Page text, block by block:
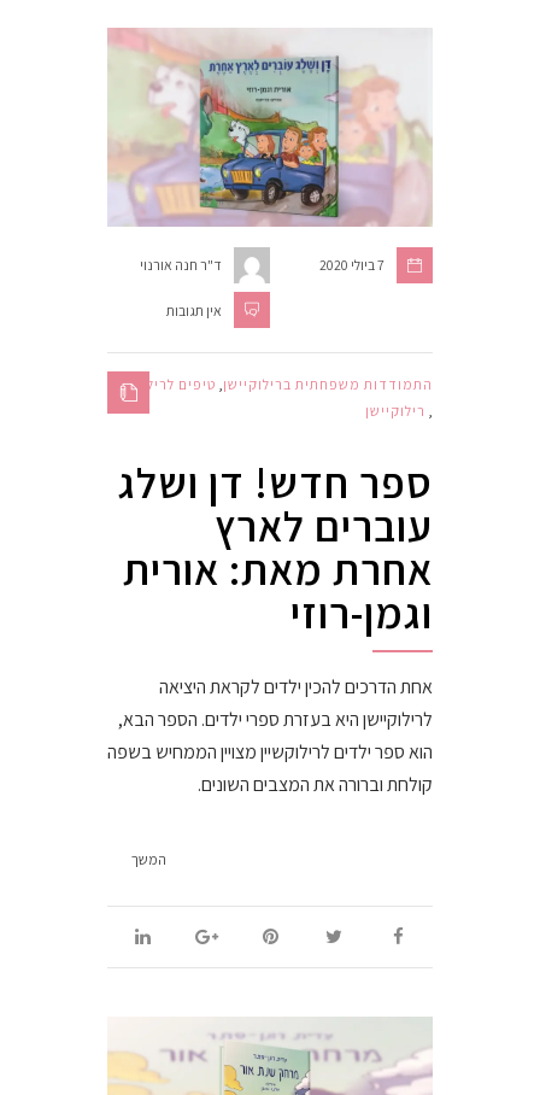
ד"ר חנה אורנוי 7 ביולי 2020
אין תגובות
התמודדות משפחתית ברילוקיישן טיפים לרילוקיישן
רילוקיישן
ספר חדש! דן ושלג
עוברים לארץ
אחרת מאת: אורית
וגמן-רוזי
אחת הדרכים להכין ילדים לקראת היציאה
לרילוקיישן היא בעזרת ספרי ילדים. הספר הבא,
הוא ספר ילדים לרילוקשיין מצויין הממחיש בשפה
קולחת וברורה את המצבים השונים.
המשך